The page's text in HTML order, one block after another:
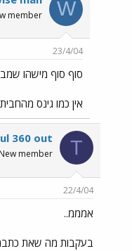
W
member
23/4/04
סוף סוף מישהו
אין כמו גינס
T
360 out
New member
22/4/04
אמממ..
בעקבות מה שאת